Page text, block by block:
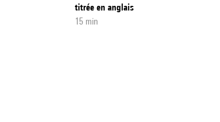
titrée en anglais
15 min